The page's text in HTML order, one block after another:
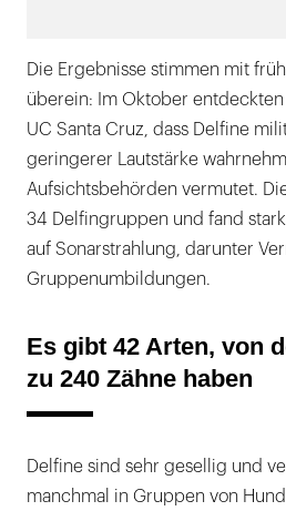
Die Ergebnisse stimmen mit
überein: Im Oktober
UC Santa Cruz, dass Delfine
geringerer Lautstärke
Aufsichtsbehörden vermutet.
34 Delfingruppen und fand
auf Sonarstrahlung, darunter
Gruppenumbildungen.
Es gibt 42 Arten, von
zu 240 Zähne haben
Delfine sind sehr gesellig und
manchmal in Gruppen von